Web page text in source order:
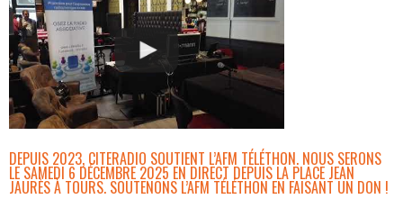
DEPUIS 2023, CITERADIO SOUTIENT L’AFM TÉLÉTHON. NOUS SERONS
LE SAMEDI 6 DÉCEMBRE 2025 EN DIRECT DEPUIS LA PLACE JEAN
JAURÈS À TOURS. SOUTENONS L’AFM TÉLÉTHON EN FAISANT UN DON !